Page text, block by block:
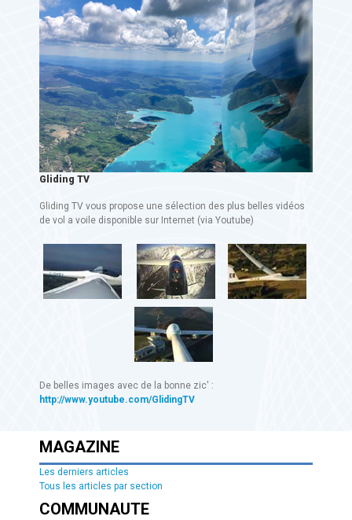
Gliding TV
Gliding TV vous propose une sélection des plus belles vidéos
de vol a voile disponible sur Internet (via Youtube)
De belles images avec de la bonne zic' :
http://www.youtube.com/GlidingTV
MAGAZINE
Les derniers articles
Tous les articles par section
COMMUNAUTE